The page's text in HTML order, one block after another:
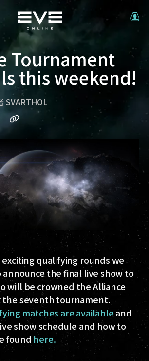
Tournament
this weekend!
SVARTHOL
qualifying rounds we
announce the final live show to
will be crowned the Alliance
the seventh tournament.
matches are availableand
show schedule and how to
found here.